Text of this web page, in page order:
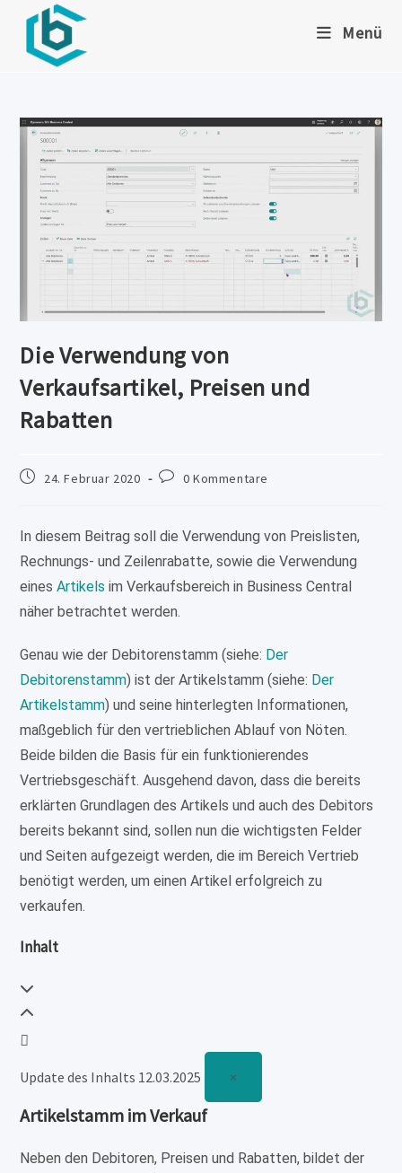
springen
Menü
Die Verwendung von
Verkaufsartikel, Preisen und
Rabatten
Beitrag24. Februar 2020
Beitrags-
0 Kommentare
In diesem Beitrag soll die Verwendung von Preislisten,
Rechnungs- und Zeilenrabatte, sowie die Verwendung
einesArtikelsim Verkaufsbereich in Business Central
näher betrachtet werden.
Genau wie der Debitorenstamm (siehe: Der
Debitorenstamm) ist der Artikelstamm (siehe: Der
Artikelstamm) und seine hinterlegten Informationen,
maßgeblich für den vertrieblichen Ablauf von Nöten.
Beide bilden die Basis für ein funktionierendes
Vertriebsgeschäft. Ausgehend davon, dass die bereits
erklärten Grundlagen des Artikels und auch des Debitors
bereits bekannt sind, sollen nun die wichtigsten Felder
und Seiten aufgezeigt werden, die im Bereich Vertrieb
benötigt werden, um einen Artikel erfolgreich zu
verkaufen.
Inhalt
Update des Inhalts 12.03.2025 ×
Artikelstamm im Verkauf
Neben den Debitoren, Preisen und Rabatten, bildet der